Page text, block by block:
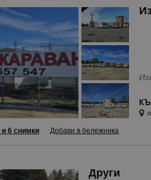
и 6 снимки Добави в бележника
Други